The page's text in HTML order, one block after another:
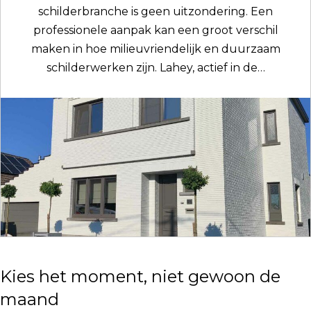
schilderbranche is geen uitzondering. Een
professionele aanpak kan een groot verschil
maken in hoe milieuvriendelijk en duurzaam
schilderwerken zijn. Lahey, actief in de…
Kies het moment, niet gewoon de
maand